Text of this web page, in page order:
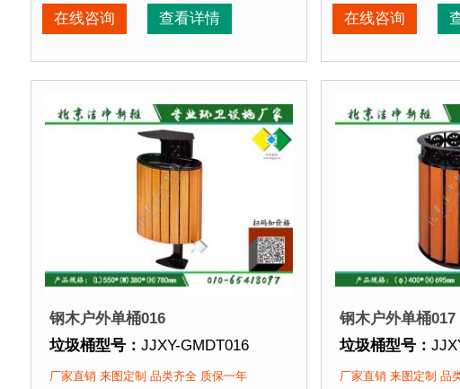
垃圾桶周期：
3-7天 厂家直销 来图定制
在线咨询 查看详情
垃圾桶周期：
3-
在线咨询
钢木户外单桶016
垃圾桶型号： JJXY-GMDT016
垃圾桶规格：长550mm 宽380mm 高780mm
厂家直销 来图定制 品类齐全 质保一年
钢木户外单桶017
垃圾桶型号：
垃圾桶规格：直
厂家直销 来图定制 品